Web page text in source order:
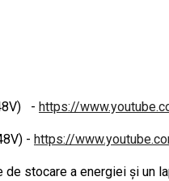
- https://
- https://
stocare a energiei și un